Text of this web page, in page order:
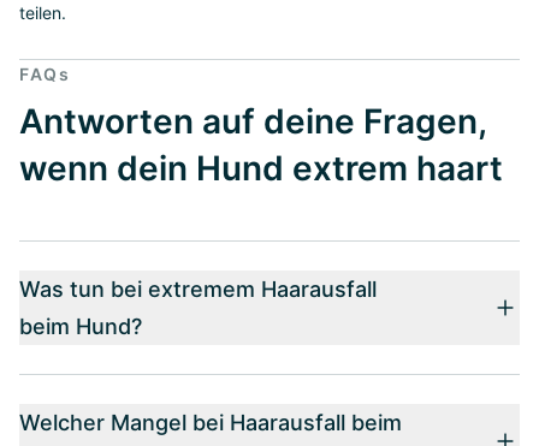
teilen.
FAQs
Antworten auf deine Fragen,
wenn dein Hund extrem haart
Was tun bei extremem Haarausfall
beim Hund?
Welcher Mangel bei Haarausfall beim